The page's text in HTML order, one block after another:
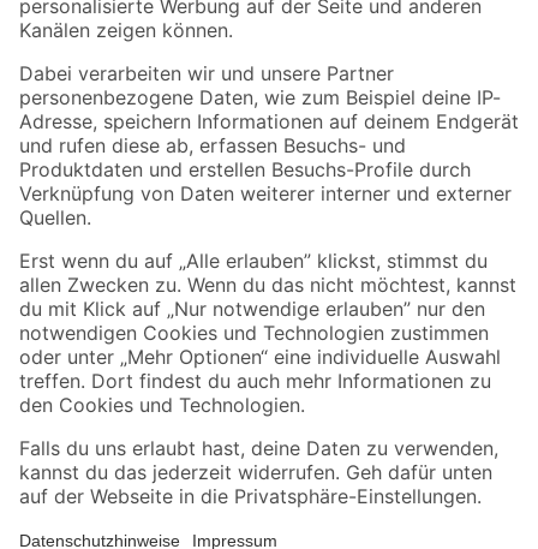
Folge uns
Zahlungsarten Versandarten
Sicher einkaufen
Jetzt die toom-App herunterladen
Alle Preisangaben in EUR inkl. gesetzl. MwSt.. Die dargestellten Angebote sind unter
Umständen nicht in allen Märkten verfügbar. Die angegebenen Verfügbarkeiten beziehen
Produkte nur solange der Vorrat reicht.